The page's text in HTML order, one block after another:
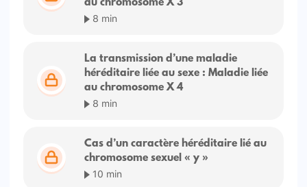
au chromosome X 3
8 min
La transmission d’une maladie
héréditaire liée au sexe : Maladie liée
au chromosome X 4
8 min
Cas d’un caractère héréditaire lié au
chromosome sexuel « y »
10 min